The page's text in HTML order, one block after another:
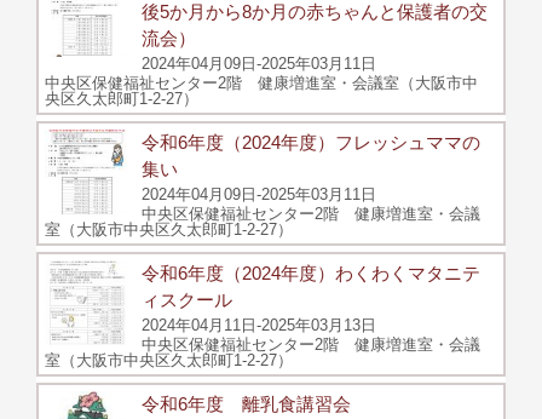
後5か月から8か月の赤ちゃんと保護者の交
流会）
2024年04月09日-2025年03月11日
中央区保健福祉センター2階 健康増進室・会議室（大阪市中
央区久太郎町1-2-27）
令和6年度（2024年度）フレッシュママの
集い
2024年04月09日-2025年03月11日
中央区保健福祉センター2階 健康増進室・会議
室（大阪市中央区久太郎町1-2-27）
令和6年度（2024年度）わくわくマタニテ
ィスクール
2024年04月11日-2025年03月13日
中央区保健福祉センター2階 健康増進室・会議
室（大阪市中央区久太郎町1-2-27）
令和6年度 離乳食講習会